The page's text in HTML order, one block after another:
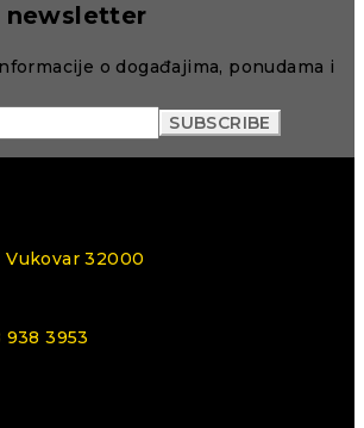
newsletter
o događajima, ponudama i
Vukovar 32000
938 3953